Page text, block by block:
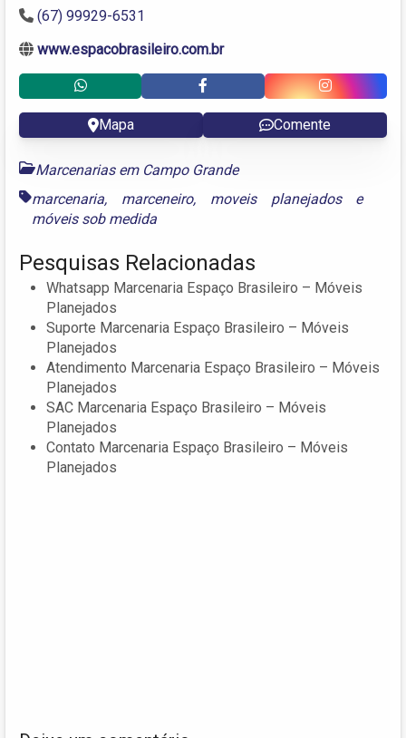
(67) 99929-6531
www.espacobrasileiro.com.br
Mapa Comente
Marcenarias em Campo Grande
marcenaria, marceneiro, moveis planejadose
móveis sob medida
Pesquisas Relacionadas
Whatsapp Marcenaria Espaço Brasileiro – Móveis
Planejados
Suporte Marcenaria Espaço Brasileiro – Móveis
Planejados
Atendimento Marcenaria Espaço Brasileiro – Móveis
Planejados
SAC Marcenaria Espaço Brasileiro – Móveis
Planejados
Contato Marcenaria Espaço Brasileiro – Móveis
Planejados